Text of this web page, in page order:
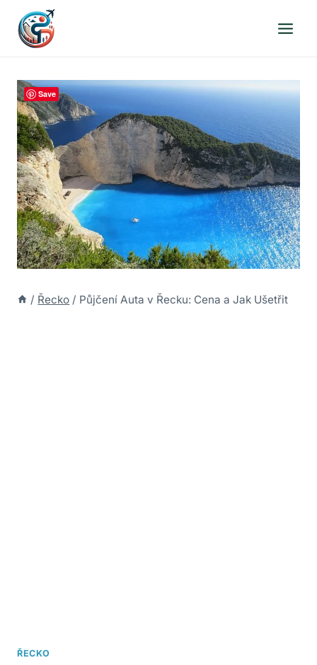
Přeskočit
obsah
/ Řecko / Půjčení Auta v Řecku: Cena a Jak Ušetřit
ŘECKO
Save